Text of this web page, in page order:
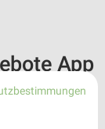
App
der kostenlosen